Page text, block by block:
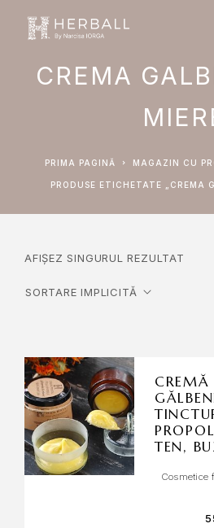
CREMA
PRIMA PAGINĂ MAGAZIN CU
PRODUSE ETICHETATE „CREMA
AFIȘEZ SINGURUL REZULTAT
CREMĂ
TEN,
Cosmetice